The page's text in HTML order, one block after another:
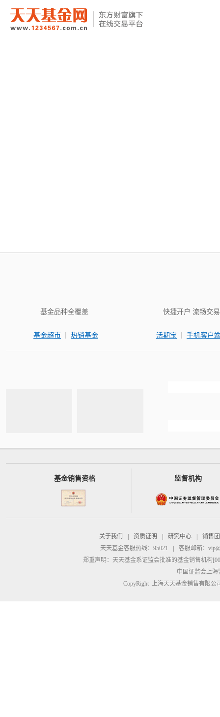
基金品种全覆盖
基金超市 | 热销基金
快捷开户 流畅交易
活期宝 | 手机客户
基金销售资格 监督机构
关于我们 资质证明 研究中心
销售
天天基金客服热线：95021
客服邮箱：
郑重声明： 天天基金系证监会批准的基金销售机构
中国证监会上
CopyRight 上海天天基金销售有限